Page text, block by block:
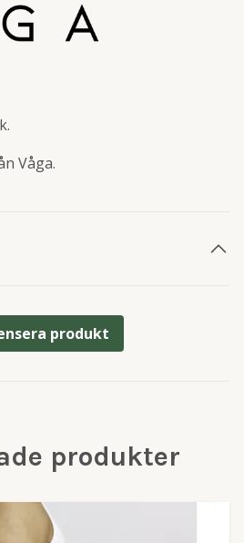
Våga.
produkt
produkter